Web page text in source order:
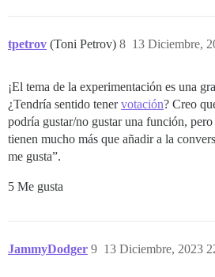
tpetrov (Toni Petrov) 13 Diciembre,
8
¡El tema de la experimentación es una
¿Tendría sentido tenervotación? Creo
podría gustar/no gustar una función,
tienen mucho más que añadir a la
me gusta”.
5 Me gusta
JammyDodger 13 Diciembre, 2023
9